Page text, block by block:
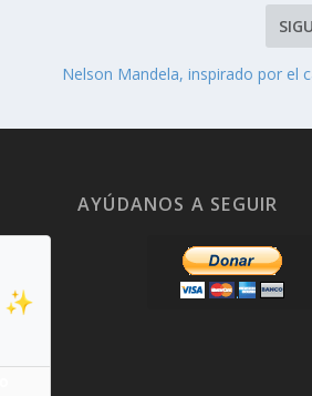
Nelson Mandela, inspirado por el
✨
AYÚDANOS A SEGUIR